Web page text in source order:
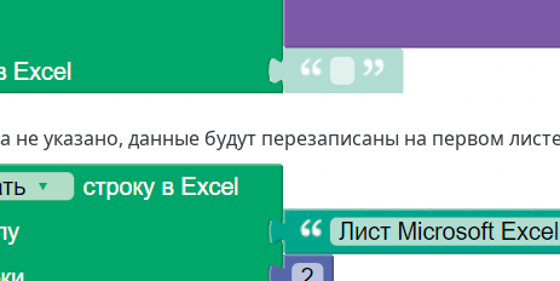
не указано, данные будут перезаписаны на первом